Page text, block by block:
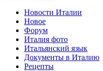
Новости Италии
Новое
Форум
Италия фото
Итальянский язык
Документы в Италию
Рецепты